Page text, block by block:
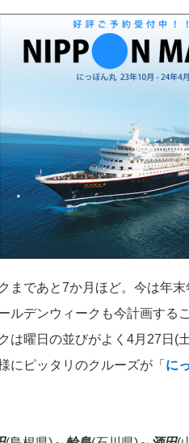
まであと7か月ほど。今は年
ルデンウィークも今計画する
は曜日の並びがよく4月27日(
にピッタリのクルーズが「 に